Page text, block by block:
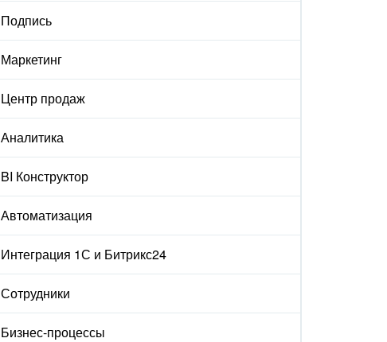
Подпись
Маркетинг
Центр продаж
Аналитика
BI Конструктор
Автоматизация
Интеграция 1С и Битрикс24
Сотрудники
Бизнес-процессы